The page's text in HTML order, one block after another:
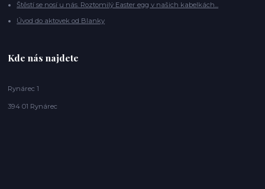
Štěstí se nosí u nás. Roztomilý Easter egg v našich kabelkách...
Úvod do aktovek od Blanky
Kde nás najdete
Rynárec 1
394 01 Rynárec